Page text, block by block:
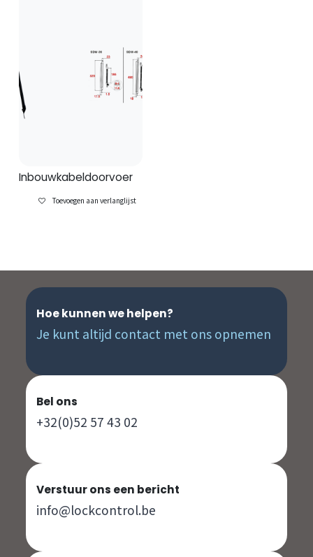
Inbouwkabeldoorvoer
Toevoegen aan verlanglijst
Hoe kunnen we helpen?
Je kunt altijd contact met ons opnemen
Bel ons
+32(0)52 57 43 02
Verstuur ons een bericht
info@lockcontrol.be